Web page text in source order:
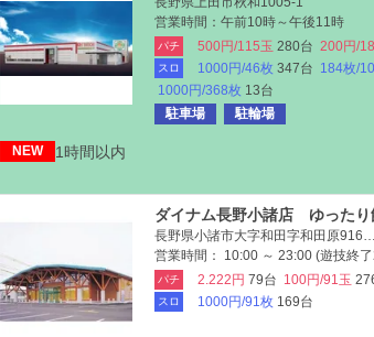
営業時間：午前10時～午後11時
パチ 500円/115玉 280台 200円/
スロ 1000円/46枚 347台 184枚/
1000円/368枚 13台
駐車場
駐輪場
NEW 1時間以内
ダイナム長野小諸店 ゆったり
長野県小諸市大字和田字和田原916…
営業時間： 10:00 ～ 23:00 (遊技終了
パチ 2.222円 79台 100円/91玉
スロ 1000円/91枚 169台